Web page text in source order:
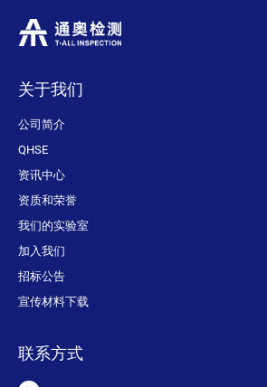
关于我们
公司简介
QHSE
资讯中心
资质和荣誉
我们的实验室
加入我们
招标公告
宣传材料下载
联系方式